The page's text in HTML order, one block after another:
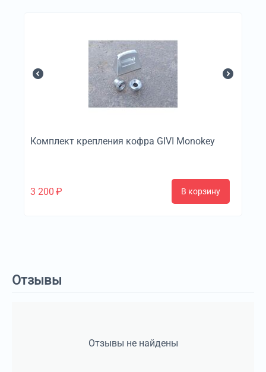
Комплект крепления кофра GIVI Monokey
3 200 ₽ В корзину
Отзывы
Отзывы не найдены